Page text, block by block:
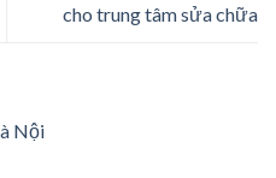
cho trung tâm sửa chữa
Nội